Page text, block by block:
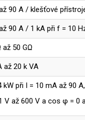
90 A / klešťové
90 A / 1 kA při f = 10
až 50 GΩ
až 20 k VA
kW při I = 10 mA až 90 A,
V až 600 V a cos φ = 0